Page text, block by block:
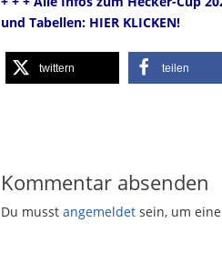
und Tabellen: HIER KLICKEN!
twittern teilen
Kommentar absenden
Du musstangemeldet sein, um